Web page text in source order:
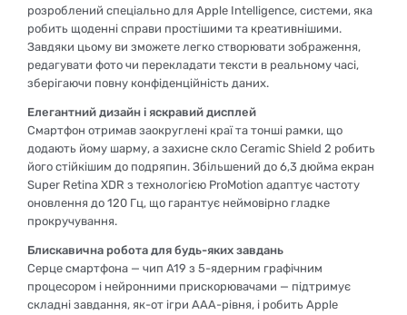
розроблений спеціально для Apple Intelligence, системи, яка
робить щоденні справи простішими та креативнішими.
Завдяки цьому ви зможете легко створювати зображення,
редагувати фото чи перекладати тексти в реальному часі,
зберігаючи повну конфіденційність даних.
Елегантний дизайн і яскравий дисплей
Смартфон отримав заокруглені краї та тонші рамки, що
додають йому шарму, а захисне скло Ceramic Shield 2 робить
його стійкішим до подряпин. Збільшений до 6,3 дюйма екран
Super Retina XDR з технологією ProMotion адаптує частоту
оновлення до 120 Гц, що гарантує неймовірно гладке
прокручування.
Блискавична робота для будь-яких завдань
Серце смартфона — чип A19 з 5-ядерним графічним
процесором і нейронними прискорювачами — підтримує
складні завдання, як-от ігри AAA-рівня, і робить Apple